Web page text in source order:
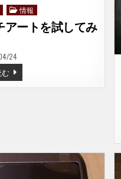
情報
アートを試してみ
24
ダ
イ
ソ
ー
ト